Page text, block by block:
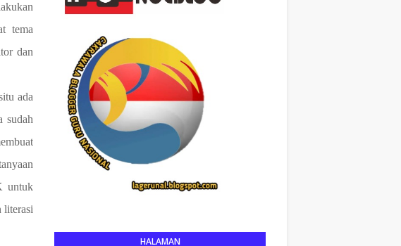
tema
dan
ada
sudah
untuk
literasi
HALAMAN